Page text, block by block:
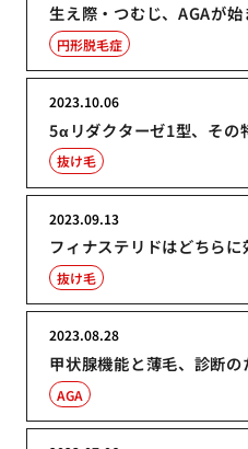
生え際・つむじ、AGAが
円形脱毛症
5αリダクターゼ1型、その
2023.10.06
抜け毛
フィナステリドはどちら
2023.09.13
抜け毛
甲状腺機能と薄毛、診断の
2023.08.28
AGA